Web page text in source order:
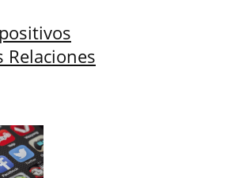
Relaciones